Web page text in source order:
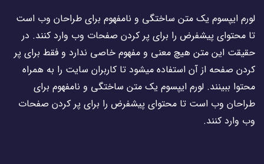
لورم ایپسوم یک متن ساختگی و نامفهوم برای طراحان وب است
تا محتوای پیشفرض را برای پر کردن صفحات وب وارد کنند. در
حقیقت این متن هیچ معنی و مفهوم خاصی ندارد و فقط برای پر
کردن صفحه از آن استفاده میشود تا کاربران سایت را به همراه
محتوا ببینند. لورم ایپسوم یک متن ساختگی و نامفهوم برای
طراحان وب است تا محتوای پیشفرض را برای پر کردن صفحات
وب وارد کنند.